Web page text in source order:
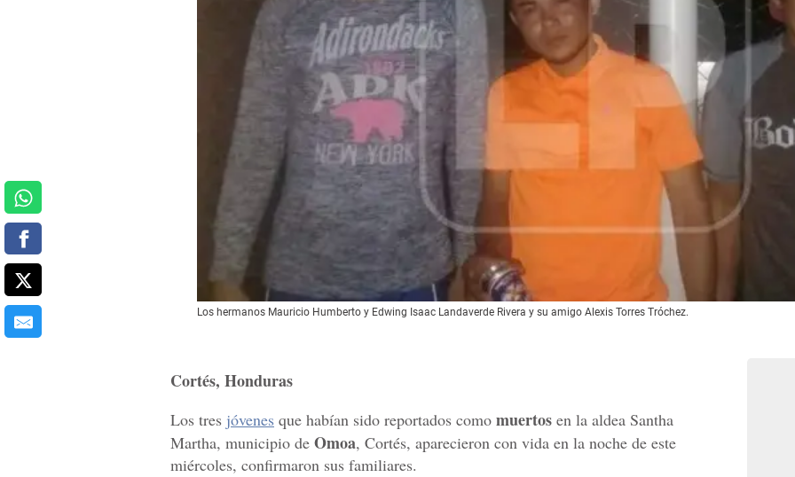
Los hermanos Mauricio Humberto y Edwing Isaac Landaverde Rivera y su amigo Alexis Torres Tróchez.
Cortés, Honduras
Los tres jóvenes que habían sido reportados como muertos en la aldea Santha
Martha, municipio de Omoa, Cortés, aparecieron con vida en la noche de este
miércoles, confirmaron sus familiares.